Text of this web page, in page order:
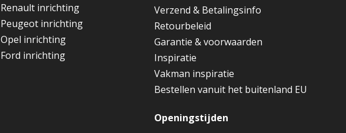
Renault inrichting
Peugeot inrichting
Opel inrichting
Ford inrichting
Verzend & Betalingsinfo
Retourbeleid
Garantie & voorwaarden
Inspiratie
Vakman inspiratie
Bestellen vanuit het buitenland EU
Openingstijden